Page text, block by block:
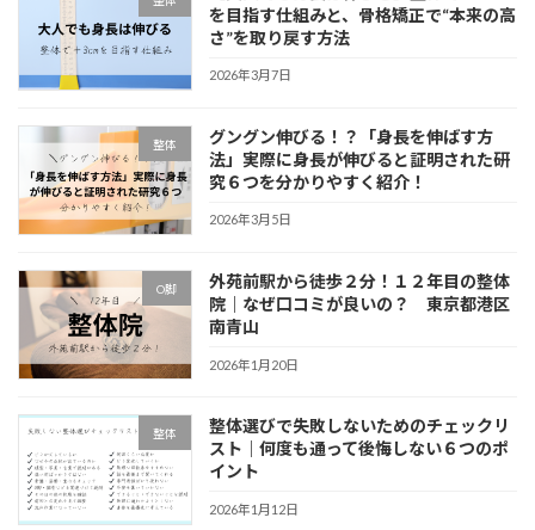
を目指す仕組みと、骨格矯正で“本来の高
さ”を取り戻す方法
2026年3月7日
整体
グングン伸びる！？「身長を伸ばす方
法」実際に身長が伸びると証明された研
究６つを分かりやすく紹介！
2026年3月5日
O脚
外苑前駅から徒歩２分！１２年目の整体
院｜なぜ口コミが良いの？ 東京都港区
南青山
2026年1月20日
整体
整体選びで失敗しないためのチェックリ
スト｜何度も通って後悔しない６つのポ
イント
2026年1月12日